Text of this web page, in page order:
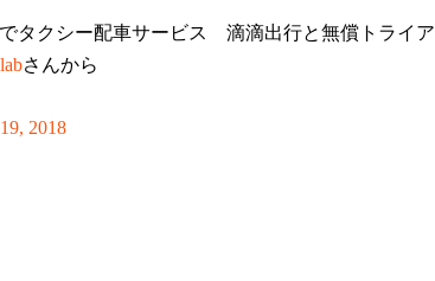
タクシー配車サービス 滴滴出行と無償トライア
さんから
2018